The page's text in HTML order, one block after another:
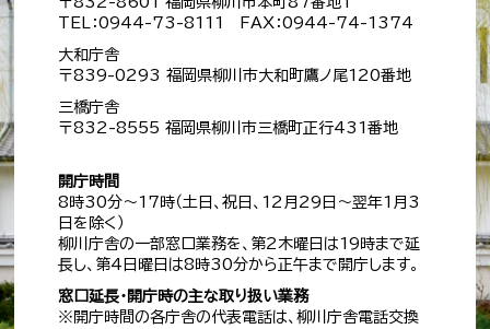
TEL：0944-73-8111 FAX：0944-74-1374
大和庁舎
〒839-0293 福岡県柳川市大和町鷹ノ尾120番地
三橋庁舎
〒832-8555 福岡県柳川市三橋町正行431番地
開庁時間
8時30分～17時（土日、祝日、12月29日～翌年1月3
日を除く）
柳川庁舎の一部窓口業務を、第2木曜日は19時まで延
長し、第4日曜日は8時30分から正午まで開庁します。
窓口延長・開庁時の主な取り扱い業務
※開庁時間の各庁舎の代表電話は、柳川庁舎電話交換